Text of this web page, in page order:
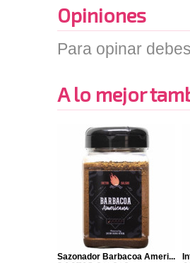
Opiniones
Para opinar
A lo mejor
Sazonador Barbacoa Ameri...